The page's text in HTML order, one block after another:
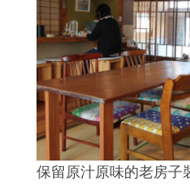
保留原汁原味的老房子